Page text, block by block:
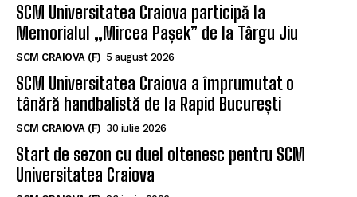
SCM Universitatea Craiova participă la
Memorialul „Mircea Pașek” de la Târgu Jiu
SCM CRAIOVA (F) 5 august 2026
SCM Universitatea Craiova a împrumutat o
tânără handbalistă de la Rapid București
SCM CRAIOVA (F) 30 iulie 2026
Start de sezon cu duel oltenesc pentru SCM
Universitatea Craiova